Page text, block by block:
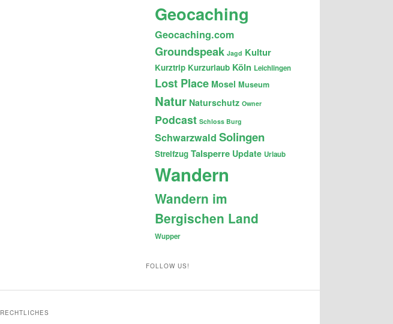
Geocaching
Geocaching.com
Groundspeak Jagd Kultur
Kurztrip Kurzurlaub Köln Leichlingen
Lost Place Mosel Museum
Natur Naturschutz Owner
Podcast Schloss Burg
Schwarzwald Solingen
Streifzug Talsperre Update Urlaub
Wandern
Wandern im
Bergischen Land
Wupper
FOLLOW US!
RECHTLICHES